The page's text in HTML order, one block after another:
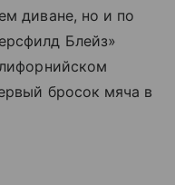
диване, но и по
Блейз»
бросок мяча в